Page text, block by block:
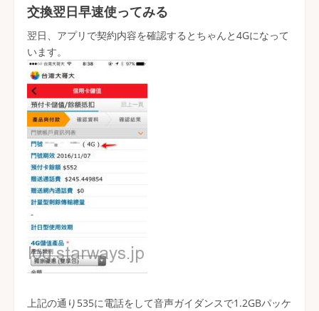
交換翌日早速使ってみる
翌日、アプリで契約内容を確認するとちゃんと4Gになって
います。
上記の通り535に電話をして音声ガイダンスで1.2GBパッケ